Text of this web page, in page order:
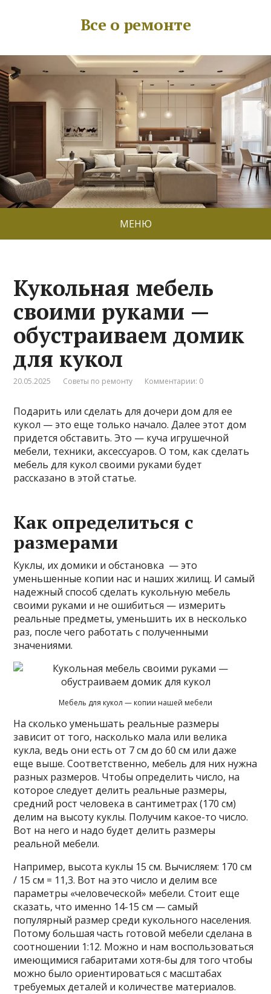
Все о ремонте
МЕНЮ
Кукольная мебель
своими руками —
обустраиваем домик
для кукол
20.05.2025 Советы по ремонту Комментарии: 0
Подарить или сделать для дочери дом для ее
кукол — это еще только начало. Далее этот дом
придется обставить. Это — куча игрушечной
мебели, техники, аксессуаров. О том, как сделать
мебель для кукол своими руками будет
рассказано в этой статье.
Как определиться с
размерами
Куклы, их домики и обстановка — это
уменьшенные копии нас и наших жилищ. И самый
надежный способ сделать кукольную мебель
своими руками и не ошибиться — измерить
реальные предметы, уменьшить их в несколько
раз, после чего работать с полученными
значениями.
Мебель для кукол — копии нашей мебели
На сколько уменьшать реальные размеры
зависит от того, насколько мала или велика
кукла, ведь они есть от 7 см до 60 см или даже
еще выше. Соответственно, мебель для них нужна
разных размеров. Чтобы определить число, на
которое следует делить реальные размеры,
средний рост человека в сантиметрах (170 см)
делим на высоту куклы. Получим какое-то число.
Вот на него и надо будет делить размеры
реальной мебели.
Например, высота куклы 15 см. Вычисляем: 170 см
/ 15 см = 11,3. Вот на это число и делим все
параметры «человеческой» мебели. Стоит еще
сказать, что именно 14-15 см — самый
популярный размер среди кукольного населения.
Потому большая часть готовой мебели сделана в
соотношении 1:12. Можно и нам воспользоваться
имеющимися габаритами хотя-бы для того чтобы
можно было ориентироваться с масштабах
требуемых деталей и количестве материалов.